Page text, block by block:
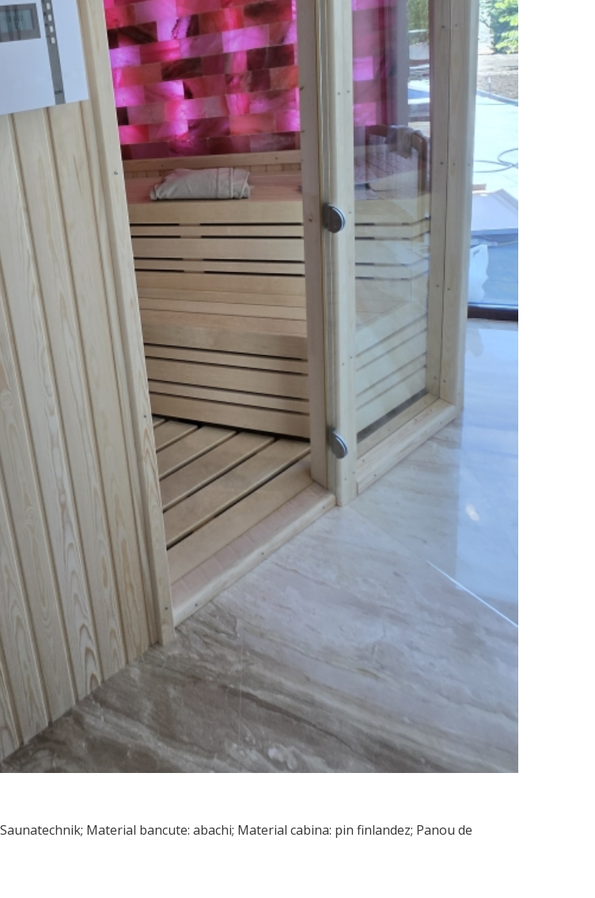
Material bancute: abachi; Material cabina: pin finlandez; Panou de